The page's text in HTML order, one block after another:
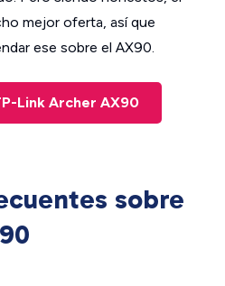
mejor oferta, así que
ese sobre el AX90.
Link Archer AX90
sobre